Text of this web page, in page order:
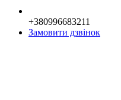
+380996683211
Замовити дзвінок